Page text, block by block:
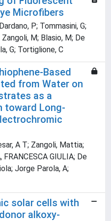
Microfibers
P; Tommasini, G;
M; Blasio, M; De
G; Tortiglione, C
Based
from Water on
as a
toward Long-
A T; Zangoli, Mattia;
GIULIA; De
Jorge Parola, A;
solar cells with
alkoxy-